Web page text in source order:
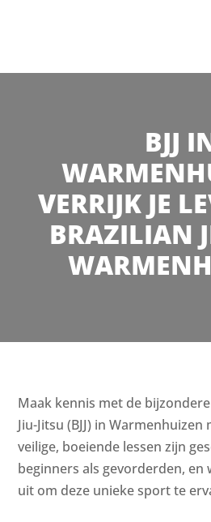
BJJ
VERRIJK JE
BRAZILIAN
Maak kennis met de
Jiu-Jitsu (BJJ) in Warmenhuizen
veilige, boeiende lessen zijn
beginners als gevorderden, en
uit om deze unieke sport te